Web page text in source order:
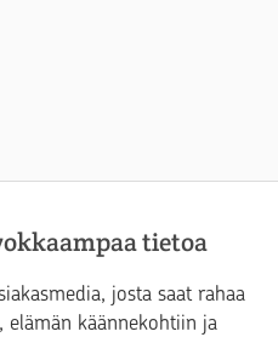
tietoa
josta saat rahaa
elämän käännekohtiin ja